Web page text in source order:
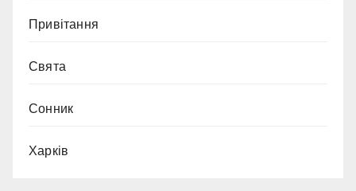
Привітання
Свята
Сонник
Харків